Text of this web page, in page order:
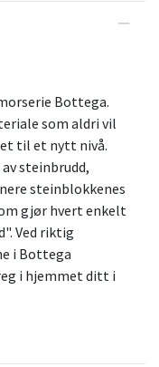
Bottega.
som aldri vil
til et nytt nivå.
steinbrudd,
steinblokkenes
gjør hvert enkelt
Ved riktig
i Bottega
i hjemmet ditt i